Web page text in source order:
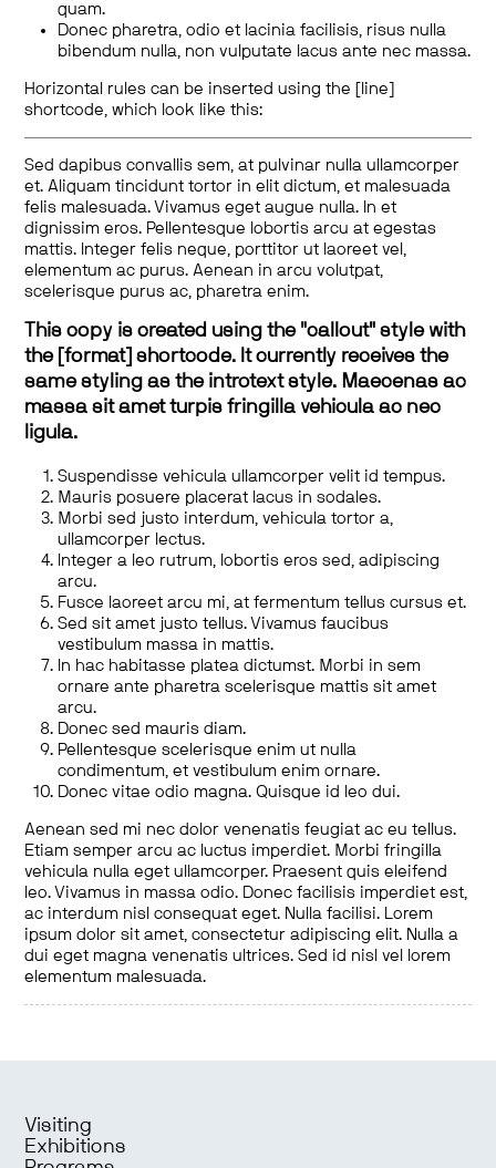
quam.
Donec pharetra, odio et lacinia facilisis, risus nulla
bibendum nulla, non vulputate lacus ante nec massa.
Horizontal rules can be inserted using the [line]
shortcode, which look like this:
Sed dapibus convallis sem, at pulvinar nulla ullamcorper
et. Aliquam tincidunt tortor in elit dictum, et malesuada
felis malesuada. Vivamus eget augue nulla. In et
dignissim eros. Pellentesque lobortis arcu at egestas
mattis. Integer felis neque, porttitor ut laoreet vel,
elementum ac purus. Aenean in arcu volutpat,
scelerisque purus ac, pharetra enim.
This copy is created using the "callout" style with
the [format] shortcode. It currently receives the
same styling as the introtext style. Maecenas ac
massa sit amet turpis fringilla vehicula ac nec
ligula.
Suspendisse vehicula ullamcorper velit id tempus.
Mauris posuere placerat lacus in sodales.
Morbi sed justo interdum, vehicula tortor a,
ullamcorper lectus.
Integer a leo rutrum, lobortis eros sed, adipiscing
arcu.
Fusce laoreet arcu mi, at fermentum tellus cursus et.
Sed sit amet justo tellus. Vivamus faucibus
vestibulum massa in mattis.
In hac habitasse platea dictumst. Morbi in sem
ornare ante pharetra scelerisque mattis sit amet
arcu.
Donec sed mauris diam.
Pellentesque scelerisque enim ut nulla
condimentum, et vestibulum enim ornare.
Donec vitae odio magna. Quisque id leo dui.
Aenean sed mi nec dolor venenatis feugiat ac eu tellus.
Etiam semper arcu ac luctus imperdiet. Morbi fringilla
vehicula nulla eget ullamcorper. Praesent quis eleifend
leo. Vivamus in massa odio. Donec facilisis imperdiet est,
ac interdum nisl consequat eget. Nulla facilisi. Lorem
ipsum dolor sit amet, consectetur adipiscing elit. Nulla a
dui eget magna venenatis ultrices. Sed id nisl vel lorem
elementum malesuada.
Visiting
Exhibitions